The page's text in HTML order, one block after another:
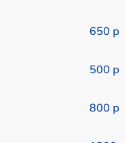
650 р
500 р
800 р